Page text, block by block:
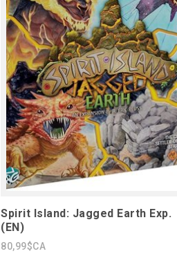
Spirit Island: Jagged Earth Exp.
(EN)
80,99$CA